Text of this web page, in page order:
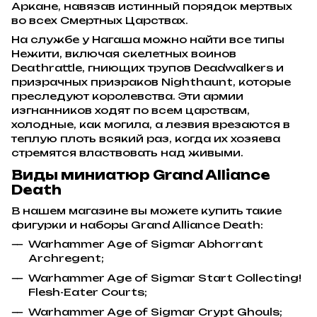
Аркане, навязав истинный порядок мертвых
во всех Смертных Царствах.
На службе у Нагаша можно найти все типы
Нежити, включая скелетных воинов
Deathrattle, гниющих трупов Deadwalkers и
призрачных призраков Nighthaunt, которые
преследуют королевства. Эти армии
изгнанников ходят по всем царствам,
холодные, как могила, а лезвия врезаются в
теплую плоть всякий раз, когда их хозяева
стремятся властвовать над живыми.
Виды миниатюр Grand Alliance
Death
В нашем магазине вы можете купить такие
фигурки и наборы Grand Alliance Death:
Warhammer Age of Sigmar Abhorrant
Archregent;
Warhammer Age of Sigmar Start Collecting!
Flesh-Eater Courts;
Warhammer Age of Sigmar Crypt Ghouls;